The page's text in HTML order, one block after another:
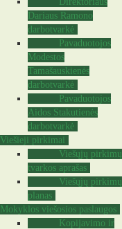
Dariaus Ramono
darbotvarkė
Pavaduotojos
Modestos
Tamašauskienės
darbotvarkė
Pavaduotojos
Aidos Stakutienės
darbotvarkė
Viešieji pirkimai
Viešųjų pirkimų
tvarkos aprašas
Viešųjų pirkimų
planas
Mokyklos viešosios paslaugos
Kopijavimo ir